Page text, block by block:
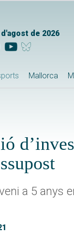
de 2026
Mallorca
a 5 anys